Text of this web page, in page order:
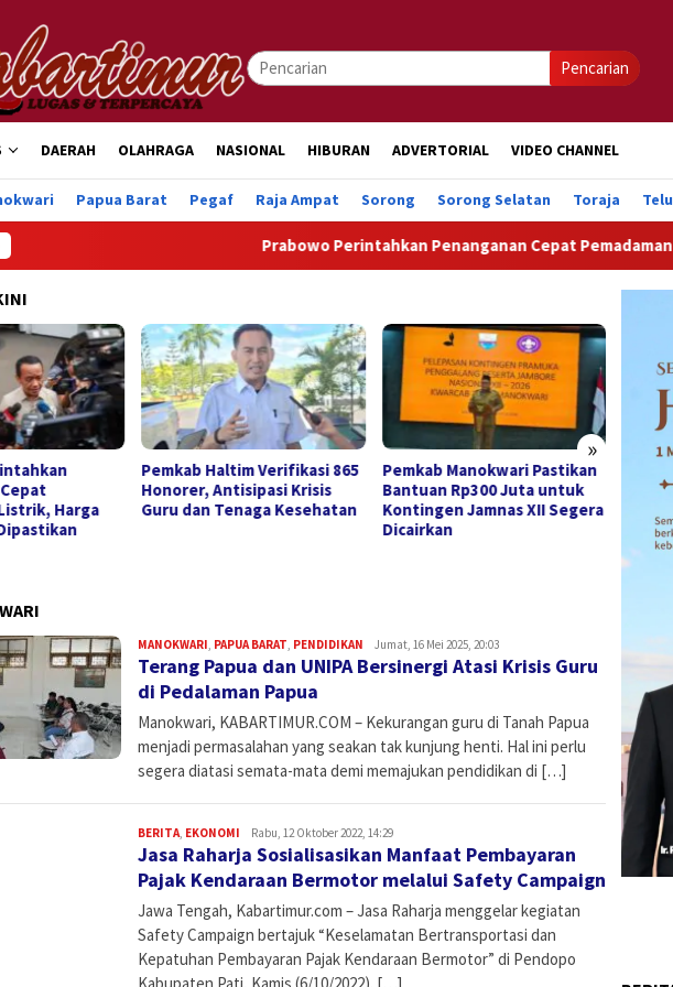
Pencarian
DAERAH OLAHRAGA NASIONAL HIBURAN ADVERTORIAL VIDEO CHANNEL
Papua Barat Pegaf Raja Ampat Sorong Sorong Selatan Toraja
Prabowo Perintahkan Penanganan Cepat Pemadaman Listrik,
»
Verifikasi 865
Krisis
Kesehatan
Pemkab Manokwari Pastikan
Bantuan Rp300 Juta untuk
Kontingen Jamnas XII Segera
Wabup Manokwari Lepas
Kontingen Jamnas XII,
Peserta Diminta Jadi Duta
Daerah dan Jaga Nama Baik
MANOKWARI, PAPUA BARAT, PENDIDIKAN
kbt
Jumat, 16 Mei 2025, 20:03
Terang Papua dan UNIPA Bersinergi Atasi Krisis Guru
di Pedalaman Papua
Manokwari, KABARTIMUR.COM – Kekurangan guru di Tanah Papua
menjadi permasalahan yang seakan tak kunjung henti. Hal ini perlu
segera diatasi semata-mata demi memajukan pendidikan di […]
BERITA, EKONOMI Admin
Rabu, 12 Oktober 2022, 14:29
Jasa Raharja Sosialisasikan Manfaat Pembayaran
Pajak Kendaraan Bermotor melalui Safety Campaign
Jawa Tengah, Kabartimur.com – Jasa Raharja menggelar kegiatan
Safety Campaign bertajuk “Keselamatan Bertransportasi dan
Kepatuhan Pembayaran Pajak Kendaraan Bermotor” di Pendopo